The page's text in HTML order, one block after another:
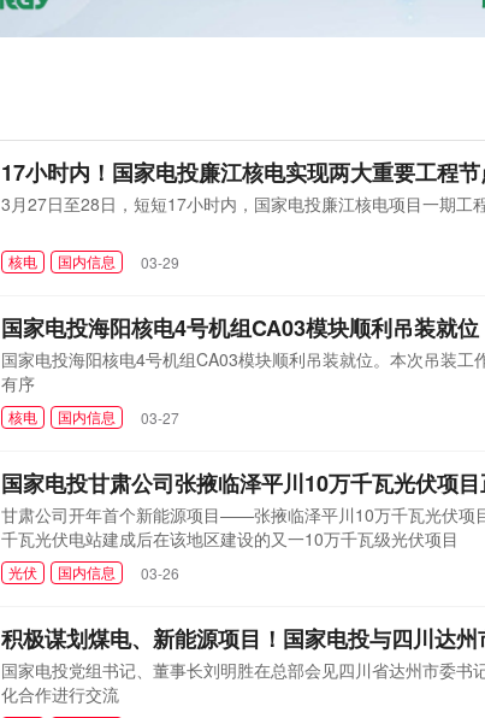
17小时内！国家电投廉江核电实现两大重要工程
3月27日至28日，短短17小时内，国家电投廉江核电项目一期工
核电 国内信息 03-29
国家电投海阳核电4号机组CA03模块顺利吊装就位
国家电投海阳核电4号机组CA03模块顺利吊装就位。本次吊装
有序
核电 国内信息 03-27
国家电投甘肃公司张掖临泽平川10万千瓦光伏项
甘肃公司开年首个新能源项目——张掖临泽平川10万千瓦光伏项
千瓦光伏电站建成后在该地区建设的又一10万千瓦级光伏项目
光伏 国内信息 03-26
积极谋划煤电、新能源项目！国家电投与四川达
国家电投党组书记、董事长刘明胜在总部会见四川省达州市委
化合作进行交流